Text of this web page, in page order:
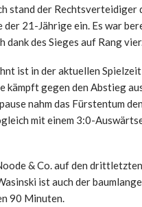
stand der
21-Jährige ein. Es war
des Sieges auf Rang
ist in der aktuellen
gegen den Abstieg
nahm das Fürstentum
mit einem 3:0-
& Co. auf den
ist auch der
90 Minuten.